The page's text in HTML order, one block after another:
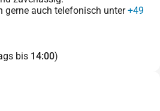
gerne auch telefonisch unter+49
bis 14:00)